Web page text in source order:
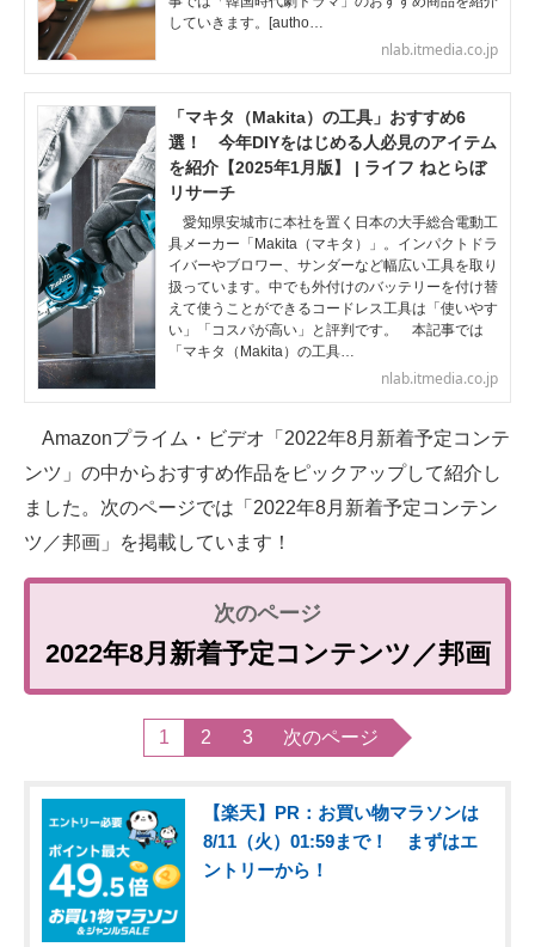
していきます。[autho…
nlab.itmedia.co.jp
「マキタ（Makita）の工具」おすすめ6
選！ 今年DIYをはじめる人必見のアイテム
を紹介【2025年1月版】 | ライフ ねとらぼ
リサーチ
愛知県安城市に本社を置く日本の大手総合電動工
具メーカー「Makita（マキタ）」。インパクトドラ
イバーやブロワー、サンダーなど幅広い工具を取り
扱っています。中でも外付けのバッテリーを付け替
えて使うことができるコードレス工具は「使いやす
い」「コスパが高い」と評判です。 本記事では
「マキタ（Makita）の工具…
nlab.itmedia.co.jp
Amazonプライム・ビデオ「2022年8月新着予定コンテ
ンツ」の中からおすすめ作品をピックアップして紹介し
ました。次のページでは「2022年8月新着予定コンテン
ツ／邦画」を掲載しています！
2022年8月新着予定コンテンツ／邦画
1 2 3 次のページ
【楽天】PR：お買い物マラソンは
8/11（火）01:59まで！ まずはエ
ントリーから！